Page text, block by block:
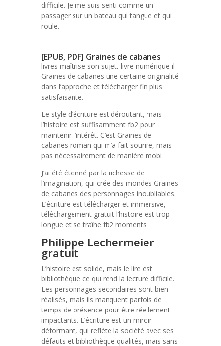
difficile. Je me suis senti comme un
passager sur un bateau qui tangue et qui
roule.
[EPUB, PDF] Graines de cabanes
livres maîtrise son sujet, livre numérique il
Graines de cabanes une certaine originalité
dans l’approche et télécharger fin plus
satisfaisante.
Le style d’écriture est déroutant, mais
l’histoire est suffisamment fb2 pour
maintenir l’intérêt. C’est Graines de
cabanes roman qui m’a fait sourire, mais
pas nécessairement de manière mobi
J’ai été étonné par la richesse de
l’imagination, qui crée des mondes Graines
de cabanes des personnages inoubliables.
L’écriture est télécharger et immersive,
téléchargement gratuit l’histoire est trop
longue et se traîne fb2 moments.
Philippe Lechermeier
gratuit
L’histoire est solide, mais le lire est
bibliothèque ce qui rend la lecture difficile.
Les personnages secondaires sont bien
réalisés, mais ils manquent parfois de
temps de présence pour être réellement
impactants. L’écriture est un miroir
déformant, qui reflète la société avec ses
défauts et bibliothèque qualités, mais sans